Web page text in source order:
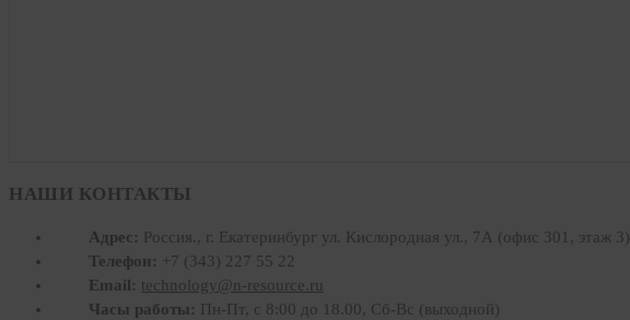
НАШИ КОНТАКТЫ
Адрес: Россия., г. Екатеринбург ул. Кислородная ул., 7А (офис 301, этаж 3)
Телефон: +7 (343) 227 55 22
Email: technology@n-resource.ru
Часы работы: Пн-Пт, с 8:00 до 18.00, Сб-Вс (выходной)